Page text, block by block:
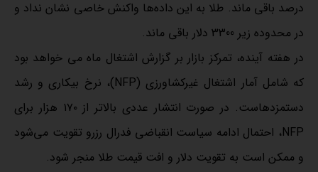
درصد باقی ماند. طلا به این داده‌ها واکنش خاصی نشان نداد و
در محدوده زیر 3300 دلار باقی ماند.
در هفته آینده، تمرکز بازار بر گزارش اشتغال ماه می خواهد بود
که شامل آمار اشتغال غیرکشاورزی (NFP)، نرخ بیکاری و رشد
دستمزدهاست. در صورت انتشار عددی بالاتر از ۱۷۰ هزار برای
NFP، احتمال ادامه سیاست انقباضی فدرال رزرو تقویت می‌شود
و ممکن است به تقویت دلار و افت قیمت طلا منجر شود.